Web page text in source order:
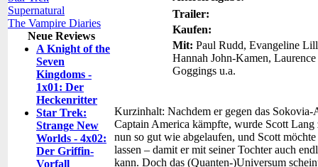
Supernatural
The Vampire Diaries
Neue Reviews
A Knight of the
Seven
Kingdoms -
1x01: Der
Heckenritter
Star Trek:
Strange New
Worlds - 4x02:
Der Griffin-
Vorfall
Trailer:
Kaufen:
Mit: Paul Rudd, Evangeline
Hannah John-Kamen,
Goggings u.a.
Kurzinhalt: Nachdem er gegen das
Captain America kämpfte, wurde Scott
nun so gut wie abgelaufen, und Scott
lassen – damit er mit seiner Tochter auch
kann. Doch das (Quanten-)Universum